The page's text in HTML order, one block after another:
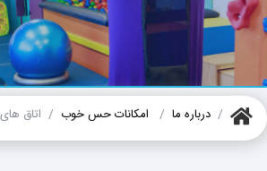
درباره ما امکانات حس خوب اتاق